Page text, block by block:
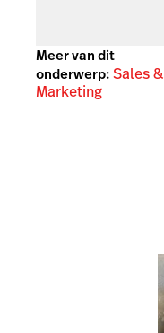
Meer van dit
onderwerp:Sales &
Marketing